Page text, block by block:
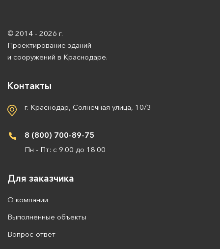
Для заказчика
О компании
Выполненные объекты
Вопрос-ответ
© 2014 - 2026 г.
Проектирование зданий
и сооружений в Краснодаре.
Контакты
г. Краснодар, Солнечная улица, 10/3
8 (800) 700-89-75
Пн - Пт: с 9.00 до 18.00